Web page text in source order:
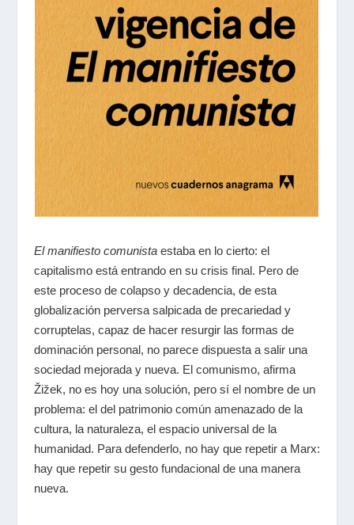
El manifiesto comunista estaba en lo cierto: el
capitalismo está entrando en su crisis final. Pero de
este proceso de colapso y decadencia, de esta
globalización perversa salpicada de precariedad y
corruptelas, capaz de hacer resurgir las formas de
dominación personal, no parece dispuesta a salir una
sociedad mejorada y nueva. El comunismo, afirma
Žižek, no es hoy una solución, pero sí el nombre de un
problema: el del patrimonio común amenazado de la
cultura, la naturaleza, el espacio universal de la
humanidad. Para defenderlo, no hay que repetir a Marx:
hay que repetir su gesto fundacional de una manera
nueva.